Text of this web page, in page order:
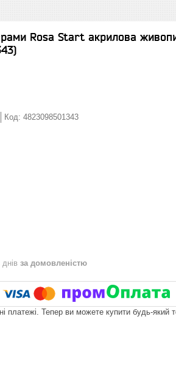
Rosa Start акрилова
Код: 4823098501343
за домовленістю
платежі. Тепер ви можете купити будь-який